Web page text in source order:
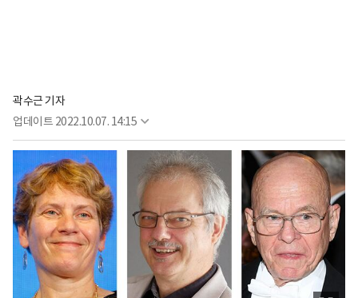
곽수근 기자
업데이트 2022.10.07. 14:15